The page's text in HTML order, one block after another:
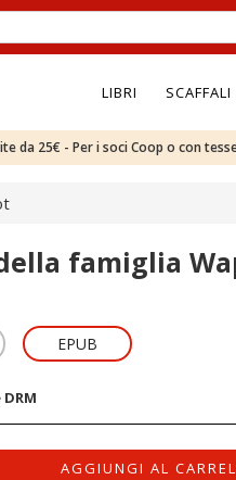
LIBRI SCAFFALI
da 25€ - Per i soci Coop o con
famiglia
EPUB
AGGIUNGI AL